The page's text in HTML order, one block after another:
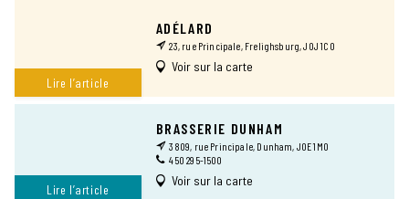
Lire l’article
ADÉLARD
23, rue Principale, Frelighsburg, J0J 1C0
Voir sur la carte
Lire l’article
BRASSERIE DUNHAM
3809, rue Principale, Dunham, J0E 1M0
450 295-1500
Voir sur la carte